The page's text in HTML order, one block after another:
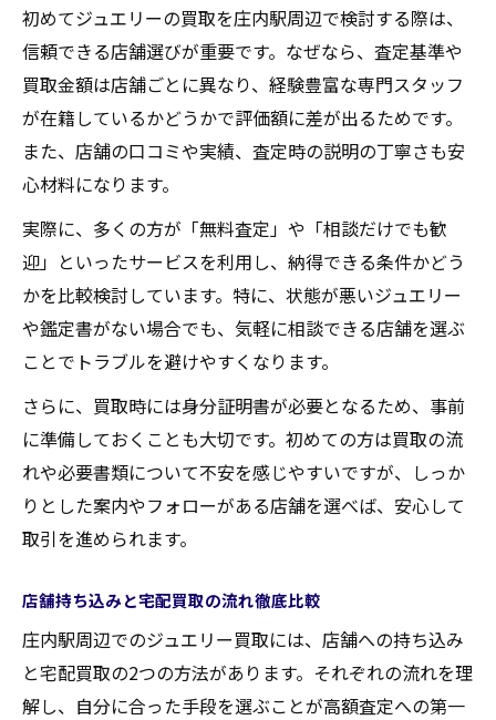
初めてジュエリーの買取を庄内駅周辺で検討する際は、
信頼できる店舗選びが重要です。なぜなら、査定基準や
買取金額は店舗ごとに異なり、経験豊富な専門スタッフ
が在籍しているかどうかで評価額に差が出るためです。
また、店舗の口コミや実績、査定時の説明の丁寧さも安
心材料になります。
実際に、多くの方が「無料査定」や「相談だけでも歓
迎」といったサービスを利用し、納得できる条件かどう
かを比較検討しています。特に、状態が悪いジュエリー
や鑑定書がない場合でも、気軽に相談できる店舗を選ぶ
ことでトラブルを避けやすくなります。
さらに、買取時には身分証明書が必要となるため、事前
に準備しておくことも大切です。初めての方は買取の流
れや必要書類について不安を感じやすいですが、しっか
りとした案内やフォローがある店舗を選べば、安心して
取引を進められます。
店舗持ち込みと宅配買取の流れ徹底比較
庄内駅周辺でのジュエリー買取には、店舗への持ち込み
と宅配買取の2つの方法があります。それぞれの流れを理
解し、自分に合った手段を選ぶことが高額査定への第一